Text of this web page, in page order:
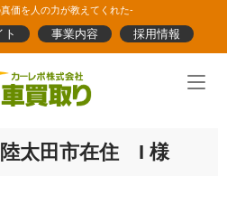
価を人の力が教えてくれた-
ト 事業内容 採用情報
陸太田市在住 I 様